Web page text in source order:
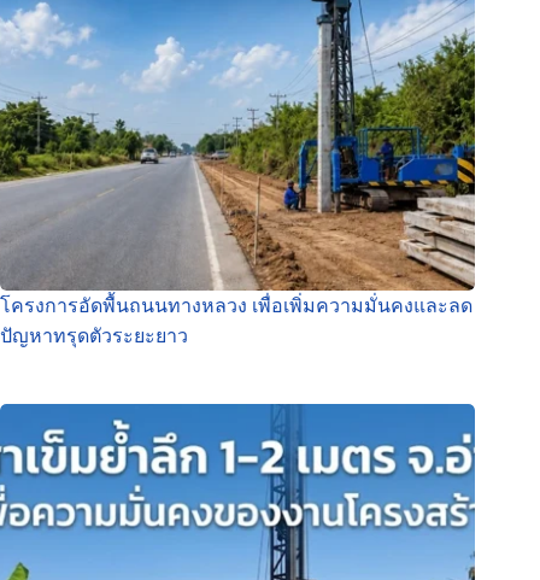
โครงการอัดพื้นถนนทางหลวง เพื่อเพิ่มความมั่นคงและลด
ปัญหาทรุดตัวระยะยาว